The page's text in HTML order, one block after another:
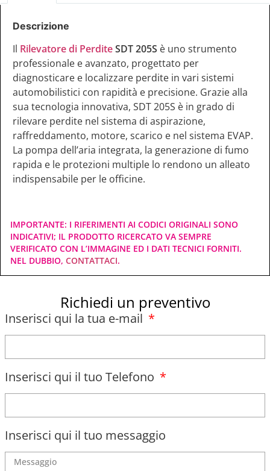
Descrizione
Il Rilevatore di PerditeSDT 205S è uno strumento
professionale e avanzato, progettato per
diagnosticare e localizzare perdite in vari sistemi
automobilistici con rapidità e precisione. Grazie alla
sua tecnologia innovativa, SDT 205S è in grado di
rilevare perdite nel sistema di aspirazione,
raffreddamento, motore, scarico e nel sistema EVAP.
La pompa dell’aria integrata, la generazione di fumo
rapida e le protezioni multiple lo rendono un alleato
indispensabile per le officine.
IMPORTANTE: I RIFERIMENTI AI CODICI ORIGINALI SONO
INDICATIVI; IL PRODOTTO RICERCATO VA SEMPRE
VERIFICATO CON L’IMMAGINE ED I DATI TECNICI FORNITI.
NEL DUBBIO, CONTATTACI.
Richiedi un preventivo
Inserisci qui la tua e-mail
Inserisci qui il tuo Telefono
Inserisci qui il tuo messaggio